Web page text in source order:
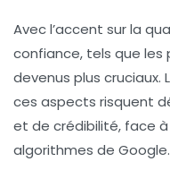
Avec l’accent sur la
confiance, tels que les
devenus plus cruciaux.
ces aspects risquent
et de crédibilité, face à
algorithmes de Google.